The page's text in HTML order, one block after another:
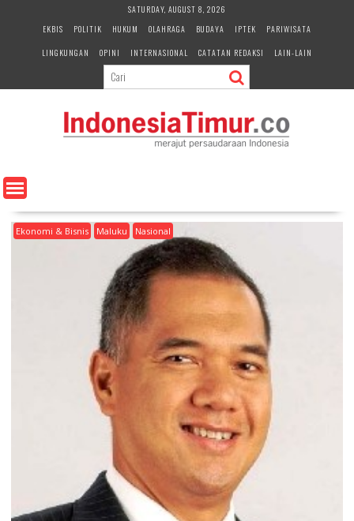
e
n
SATURDAY, AUGUST 8, 2026
EKBIS
POLITIK HUKUM OLAHRAGA BUDAYA IPTEK
PARIWISATA
LINGKUNGAN
OPINI INTERNASIONAL CATATAN REDAKSI LAIN-LAIN
Ekonomi & Bisnis Maluku Nasional